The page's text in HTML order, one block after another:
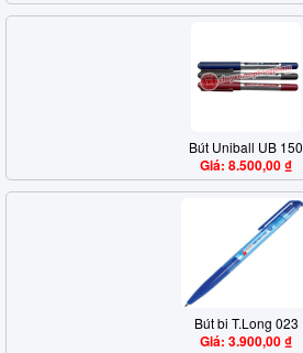
Bút Uniball UB 150
Giá: 8.500,00 ₫
Bút bi T.Long 023
Giá: 3.900,00 ₫